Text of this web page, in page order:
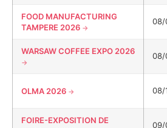
FOOD MANUFACTURING
TAMPERE 2026
08/
WARSAW COFFEE EXPO 2026 08/
OLMA 2026 08/
FOIRE-EXPOSITION DE
09/